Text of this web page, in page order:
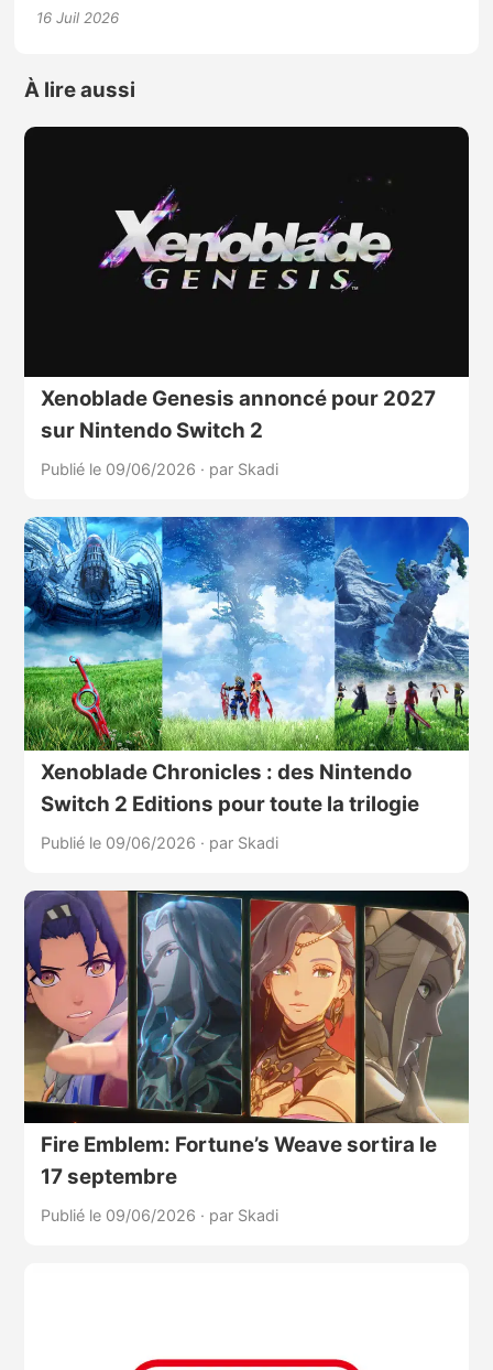
16 Juil 2026
À lire aussi
Xenoblade Genesis annoncé pour 2027
sur Nintendo Switch 2
Publié le 09/06/2026 · par Skadi
Xenoblade Chronicles : des Nintendo
Switch 2 Editions pour toute la trilogie
Publié le 09/06/2026 · par Skadi
Fire Emblem: Fortune’s Weave sortira le
17 septembre
Publié le 09/06/2026 · par Skadi